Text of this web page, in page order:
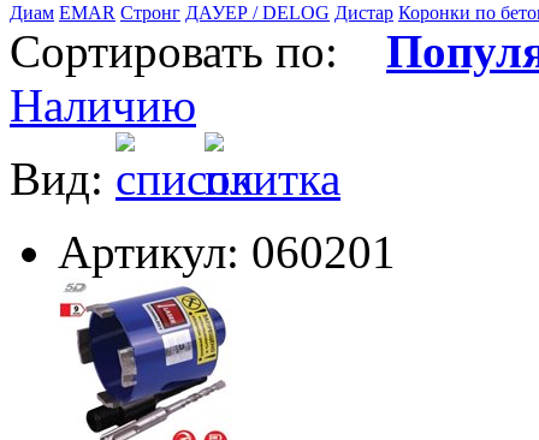
Диам EMAR Стронг ДАУЕР / DELOG Дистар Коронки по
Сортировать по:
Наличию
Вид:
Артикул: 060201